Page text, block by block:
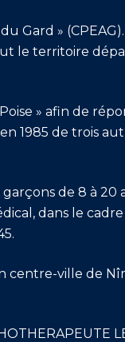
Gard »
le territoire
» afin de
1985 de trois
de 8 à 20
dans le cadre
centre-ville de